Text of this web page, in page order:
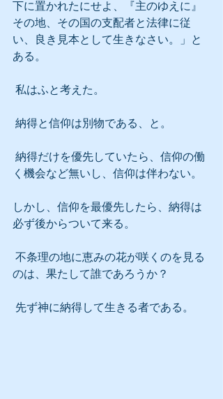
下に置かれたにせよ、『主のゆえに』
その地、その国の支配者と法律に従
い、良き見本として生きなさい。」と
ある。
私はふと考えた。
納得と信仰は別物である、と。
く機会など無いし、信仰は伴わない。
しかし、信仰を最優先したら、納得は
必ず後からついて来る。
のは、果たして誰であろうか？
先ず神に納得して生きる者である。